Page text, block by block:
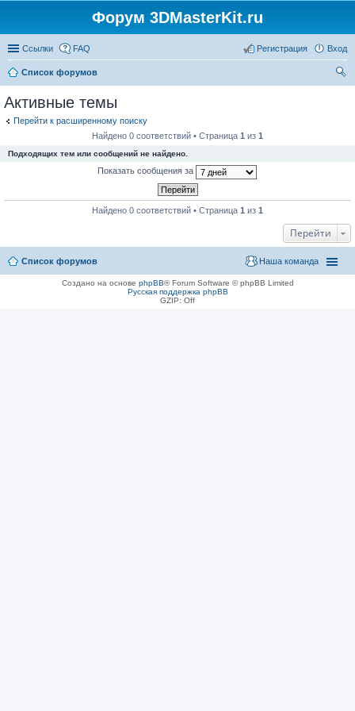
Форум 3DMasterKit.ru
Ссылки FAQ Вход
Регистрация
Список форумов
Активные темы
Перейти к расширенному поиску
Найдено 0 соответствий • Страница 1 из 1
Подходящих тем или сообщений не найдено.
Показать сообщения за
Найдено 0 соответствий • Страница 1 из 1
Перейти
Список форумов Наша команда
Создано на основе phpBB® Forum Software © phpBB Limited
Русская поддержка phpBB
GZIP: Off